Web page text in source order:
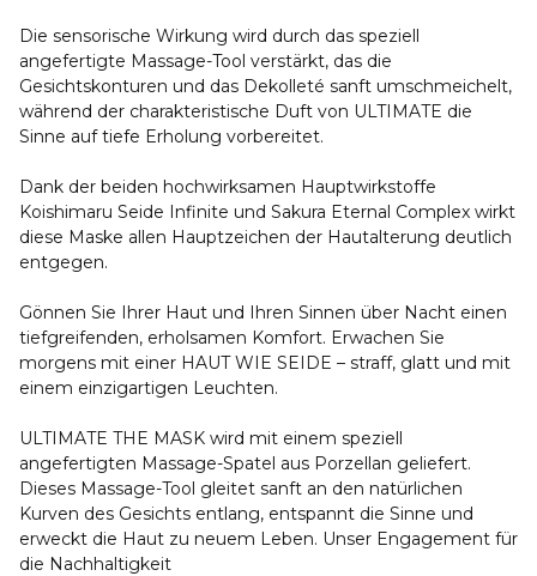
Die sensorische Wirkung wird durch das speziell
angefertigte Massage-Tool verstärkt, das die
Gesichtskonturen und das Dekolleté sanft umschmeichelt,
während der charakteristische Duft von ULTIMATE die
Sinne auf tiefe Erholung vorbereitet.
Dank der beiden hochwirksamen Hauptwirkstoffe
Koishimaru Seide Infinite und Sakura Eternal Complex wirkt
diese Maske allen Hauptzeichen der Hautalterung deutlich
entgegen.
Gönnen Sie Ihrer Haut und Ihren Sinnen über Nacht einen
tiefgreifenden, erholsamen Komfort. Erwachen Sie
morgens mit einer HAUT WIE SEIDE – straff, glatt und mit
einem einzigartigen Leuchten.
ULTIMATE THE MASK wird mit einem speziell
angefertigten Massage-Spatel aus Porzellan geliefert.
Dieses Massage-Tool gleitet sanft an den natürlichen
Kurven des Gesichts entlang, entspannt die Sinne und
erweckt die Haut zu neuem Leben. Unser Engagement für
die Nachhaltigkeit